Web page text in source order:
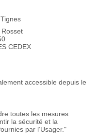
Tignes
CEDEX
accessible depuis le
toutes les mesures
la sécurité et la
par l’Usager."